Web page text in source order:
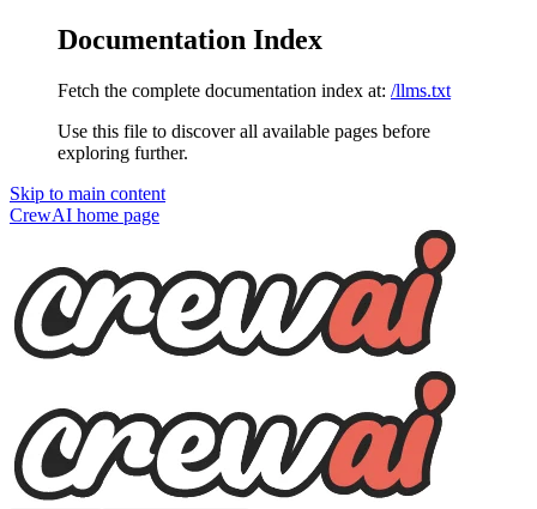
Documentation Index
Fetch the complete documentation index at: /llms.txt
Use this file to discover all available pages before
exploring further.
Skip to main content
CrewAI home page